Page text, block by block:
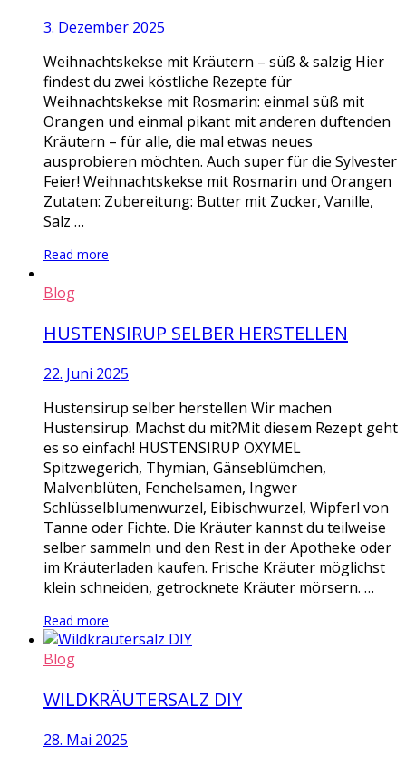
3. Dezember 2025
Weihnachtskekse mit Kräutern – süß & salzig Hier
findest du zwei köstliche Rezepte für
Weihnachtskekse mit Rosmarin: einmal süß mit
Orangen und einmal pikant mit anderen duftenden
Kräutern – für alle, die mal etwas neues
ausprobieren möchten. Auch super für die Sylvester
Feier! Weihnachtskekse mit Rosmarin und Orangen
Zutaten: Zubereitung: Butter mit Zucker, Vanille,
Salz …
Read more
Blog
HUSTENSIRUP SELBER HERSTELLEN
22. Juni 2025
Hustensirup selber herstellen Wir machen
Hustensirup. Machst du mit?Mit diesem Rezept geht
es so einfach! HUSTENSIRUP OXYMEL
Spitzwegerich, Thymian, Gänseblümchen,
Malvenblüten, Fenchelsamen, Ingwer
Schlüsselblumenwurzel, Eibischwurzel, Wipferl von
Tanne oder Fichte. Die Kräuter kannst du teilweise
selber sammeln und den Rest in der Apotheke oder
im Kräuterladen kaufen. Frische Kräuter möglichst
klein schneiden, getrocknete Kräuter mörsern. …
Read more
Blog
WILDKRÄUTERSALZ DIY
28. Mai 2025